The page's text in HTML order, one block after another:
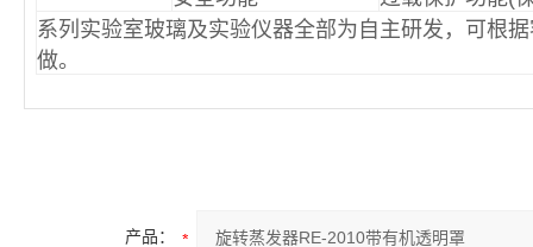
系列实验室玻璃及实验仪器全部为自主研发，可根
做。
产品：